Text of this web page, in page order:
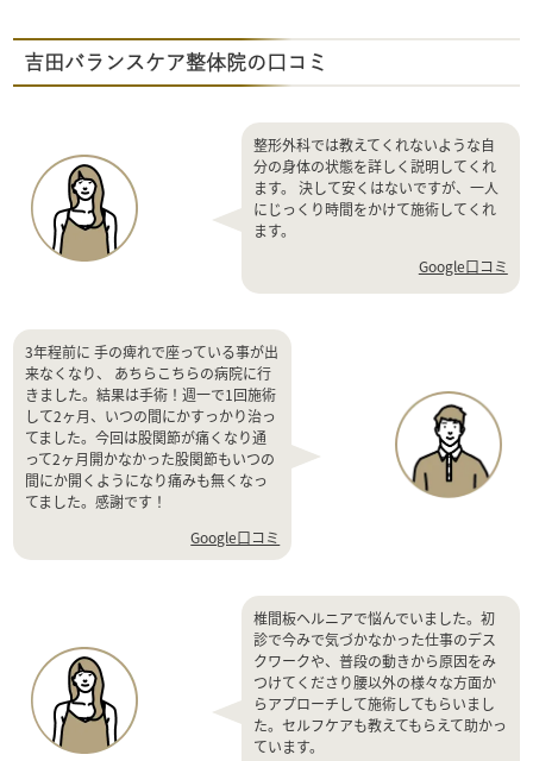
吉田バランスケア整体院の口コミ
整形外科では教えてくれないような自
分の身体の状態を詳しく説明してくれ
ます。 決して安くはないですが、一人
にじっくり時間をかけて施術してくれ
ます。
Google口コミ
3年程前に 手の痺れで座っている事が出
来なくなり、 あちらこちらの病院に行
きました。結果は手術！週一で1回施術
して2ヶ月、いつの間にかすっかり治っ
てました。今回は股関節が痛くなり通
って2ヶ月開かなかった股関節もいつの
間にか開くようになり痛みも無くなっ
てました。感謝です！
Google口コミ
椎間板ヘルニアで悩んでいました。初
診で今みで気づかなかった仕事のデス
クワークや、普段の動きから原因をみ
つけてくださり腰以外の様々な方面か
らアプローチして施術してもらいまし
た。セルフケアも教えてもらえて助かっ
ています。